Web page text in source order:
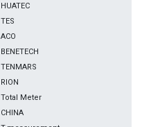
HUATEC
TES
ACO
BENETECH
TENMARS
RION
Total Meter
CHINA